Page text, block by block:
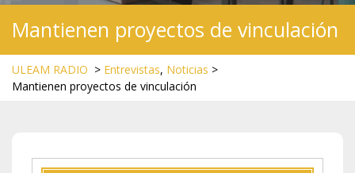
Mantienen proyectos de vinculación
ULEAM RADIO > Entrevistas, Noticias >
Mantienen proyectos de vinculación